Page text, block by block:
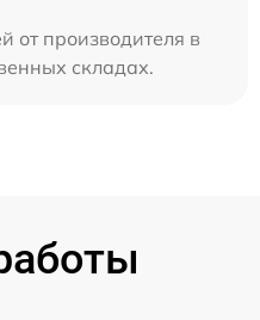
от производителя в
складах.